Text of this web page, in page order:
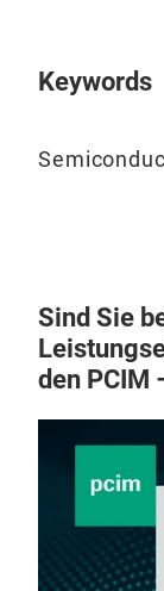
Keywords
Sind Sie
den PCIM